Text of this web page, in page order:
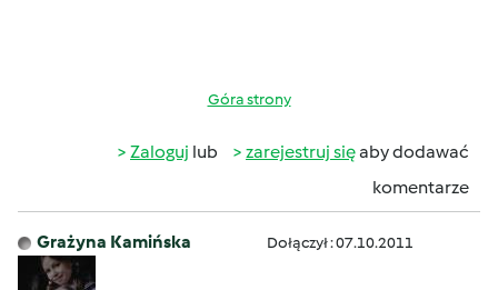
Góra strony
Zaloguj lub zarejestruj sięaby dodawać
komentarze
Grażyna Kamińska Dołączył : 07.10.2011